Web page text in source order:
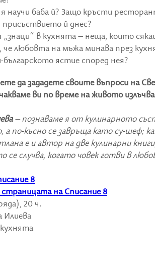
я научи баба й? Защо кръсти
присъствието й днес?
„знаци“ в кухнята – неща, които
че любовта на мъжа минава през
българското ястие според нея?
да зададете своите въпроси на
ви по време на живото
– познаваме я от кулинарното
по-късно се завръща като су-шеф;
е и автор на две кулинарни
се случва, когато човек готви в
8
страницата на Списание 8
20 ч.
Илиева